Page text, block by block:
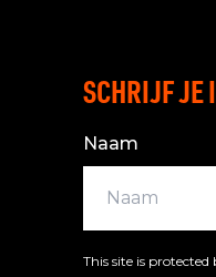
SCHRIJF JE
Naam
This site is